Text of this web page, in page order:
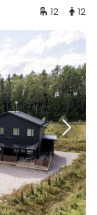
12 12